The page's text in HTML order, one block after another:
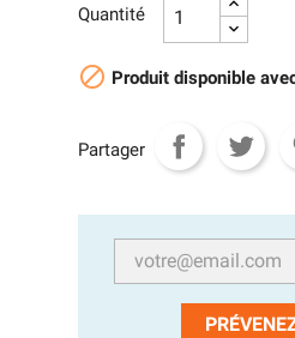
Quantité
 Produit disponible
Partager